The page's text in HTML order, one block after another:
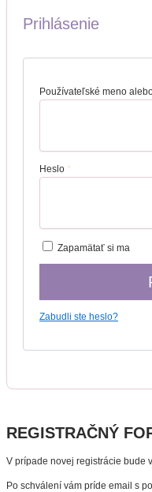
Prihlásenie
Používateľské meno
Heslo *
Zapamätať si ma
Zabudli ste heslo?
REGISTRAČNÝ
V prípade novej registrácie bude
Po schválení vám príde email s